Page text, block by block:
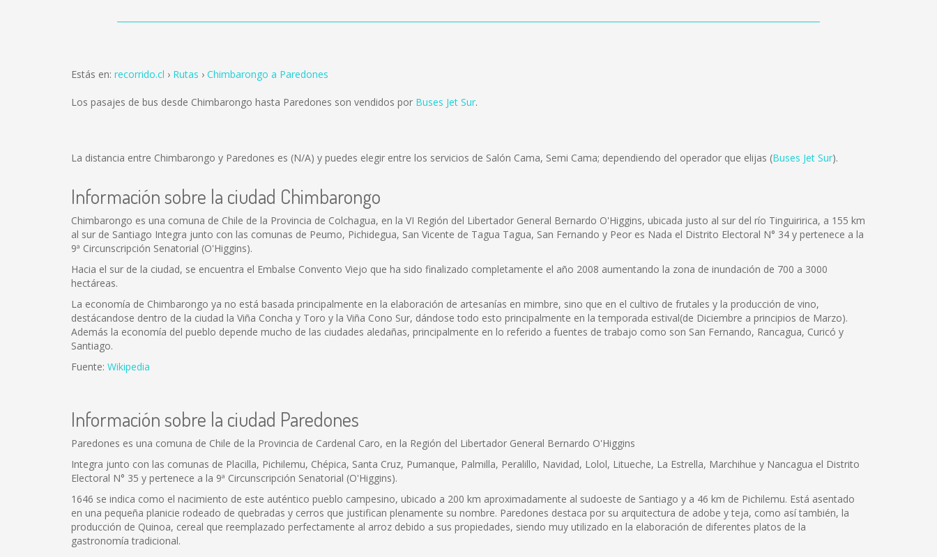
Estás en: recorrido.cl Rutas Chimbarongo a Paredones
Los pasajes de bus desde Chimbarongo hasta Paredones son vendidos por Buses Jet Sur.
La distancia entre Chimbarongo y Paredones es (N/A) y puedes elegir entre los servicios de Salón Cama, Semi Cama; dependiendo del operador que elijas (Buses Jet Sur).
Información sobre la ciudad Chimbarongo
Chimbarongo es una comuna de Chile de la Provincia de Colchagua, en la VI Región del Libertador General Bernardo O'Higgins, ubicada justo al sur del río Tinguiririca, a 155 km
al sur de Santiago Integra junto con las comunas de Peumo, Pichidegua, San Vicente de Tagua Tagua, San Fernando y Peor es Nada el Distrito Electoral N° 34 y pertenece a la
9ª Circunscripción Senatorial (O'Higgins).
Hacia el sur de la ciudad, se encuentra el Embalse Convento Viejo que ha sido finalizado completamente el año 2008 aumentando la zona de inundación de 700 a 3000
hectáreas.
La economía de Chimbarongo ya no está basada principalmente en la elaboración de artesanías en mimbre, sino que en el cultivo de frutales y la producción de vino,
destácandose dentro de la ciudad la Viña Concha y Toro y la Viña Cono Sur, dándose todo esto principalmente en la temporada estival(de Diciembre a principios de Marzo).
Además la economía del pueblo depende mucho de las ciudades aledañas, principalmente en lo referido a fuentes de trabajo como son San Fernando, Rancagua, Curicó y
Santiago.
Fuente: Wikipedia
Información sobre la ciudad Paredones
Paredones es una comuna de Chile de la Provincia de Cardenal Caro, en la Región del Libertador General Bernardo O'Higgins
Integra junto con las comunas de Placilla, Pichilemu, Chépica, Santa Cruz, Pumanque, Palmilla, Peralillo, Navidad, Lolol, Litueche, La Estrella, Marchihue y Nancagua el Distrito
Electoral N° 35 y pertenece a la 9ª Circunscripción Senatorial (O'Higgins).
1646 se indica como el nacimiento de este auténtico pueblo campesino, ubicado a 200 km aproximadamente al sudoeste de Santiago y a 46 km de Pichilemu. Está asentado
en una pequeña planicie rodeado de quebradas y cerros que justifican plenamente su nombre. Paredones destaca por su arquitectura de adobe y teja, como así también, la
producción de Quinoa, cereal que reemplazado perfectamente al arroz debido a sus propiedades, siendo muy utilizado en la elaboración de diferentes platos de la
gastronomía tradicional.